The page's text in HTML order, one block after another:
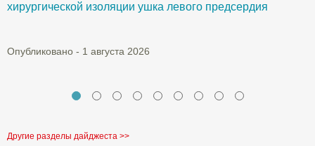
хирургической изоляции ушка левого предсердия
Опубликовано - 1 августа 2026
Другие разделы дайджеста >>